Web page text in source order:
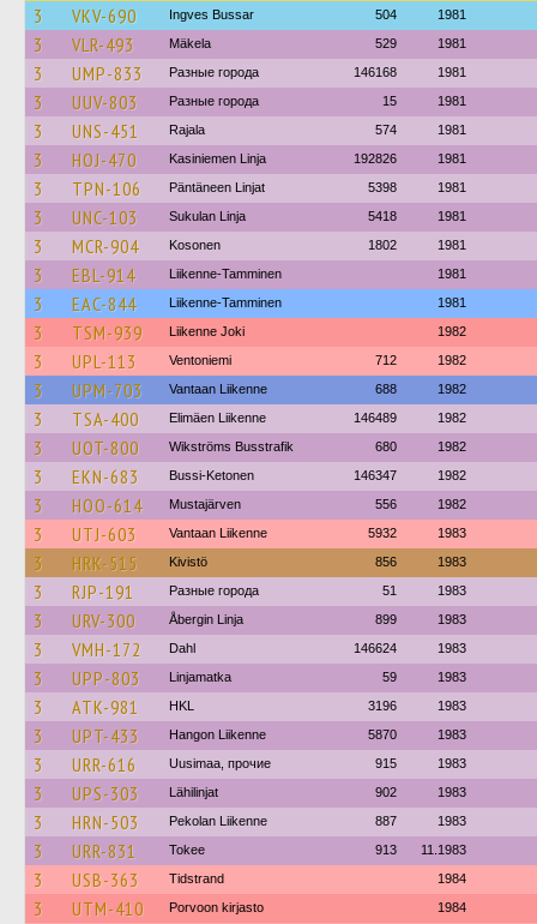
3 VKV-690 Ingves Bussar 504 1981
3 VLR-493 Mäkela 529 1981
3 UMP-833 Разные города 146168 1981
3 UUV-803 Разные города 15 1981
3 UNS-451 Rajala 574 1981
3 HOJ-470 Kasiniemen Linja 192826 1981
3 TPN-106 Päntäneen Linjat 5398 1981
3 UNC-103 Sukulan Linja 5418 1981
3 MCR-904 Kosonen 1802 1981
3 EBL-914 Liikenne-Tamminen 1981
3 EAC-844 Liikenne-Tamminen 1981
3 TSM-939 Liikenne Joki 1982
3 UPL-113 Ventoniemi 712 1982
3 UPM-703 Vantaan Liikenne 688 1982
3 TSA-400 Elimäen Liikenne 146489 1982
3 UOT-800 Wikströms Busstrafik 680 1982
3 EKN-683 Bussi-Ketonen 146347 1982
3 HOO-614 Mustajärven 556 1982
3 UTJ-603 Vantaan Liikenne 5932 1983
3 HRK-515 Kivistö 856 1983
3 RJP-191 Разные города 51 1983
3 URV-300 Åbergin Linja 899 1983
3 VMH-172 Dahl 146624 1983
3 UPP-803 Linjamatka 59 1983
3 ATK-981 HKL 3196 1983
3 UPT-433 Hangon Liikenne 5870 1983
3 URR-616 Uusimaa, прочие 915 1983
3 UPS-303 Lähilinjat 902 1983
3 HRN-503 Pekolan Liikenne 887 1983
3 URR-831 Tokee 913 11.1983
3 USB-363 Tidstrand 1984
3 UTM-410 Porvoon kirjasto 1984